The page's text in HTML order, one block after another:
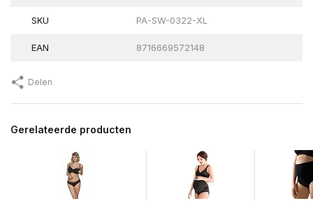
SKU PA-SW-0322-XL
EAN 8716669572148
Delen
Gerelateerde producten